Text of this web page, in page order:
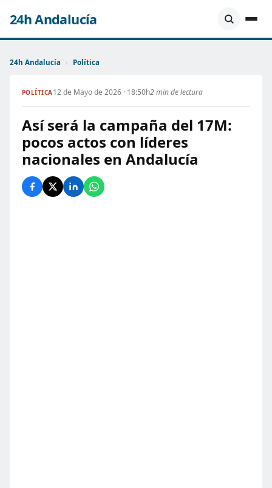
24h Andalucía
24h Andalucía › Política
POLÍTICA12 de Mayo de 2026 · 18:50h2 min de lectura
Así será la campaña del 17M:
pocos actos con líderes
nacionales en Andalucía